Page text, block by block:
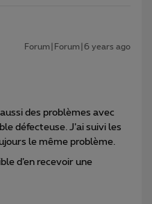
Forum|Forum|6 years ago
des problèmes avec
défecteuse. J’ai suivi les
le même problème.
d’en recevoir une